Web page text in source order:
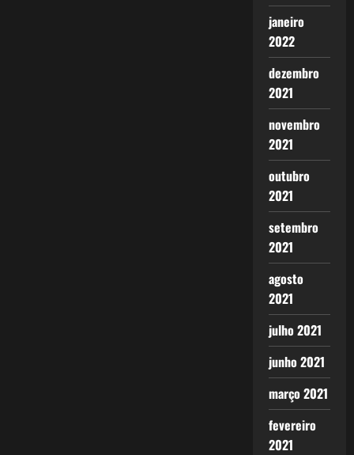
janeiro
2022
dezembro
2021
novembro
2021
outubro
2021
setembro
2021
agosto
2021
julho 2021
junho 2021
março 2021
fevereiro
2021